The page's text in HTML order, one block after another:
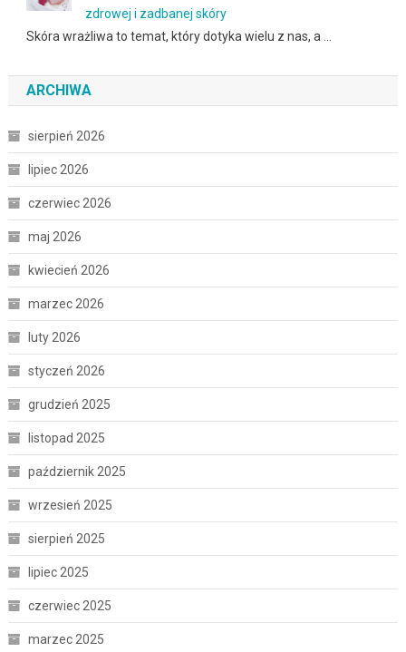
zdrowej i zadbanej skóry
Skóra wrażliwa to temat, który dotyka wielu z nas, a …
ARCHIWA
sierpień 2026
lipiec 2026
czerwiec 2026
maj 2026
kwiecień 2026
marzec 2026
luty 2026
styczeń 2026
grudzień 2025
listopad 2025
październik 2025
wrzesień 2025
sierpień 2025
lipiec 2025
czerwiec 2025
marzec 2025